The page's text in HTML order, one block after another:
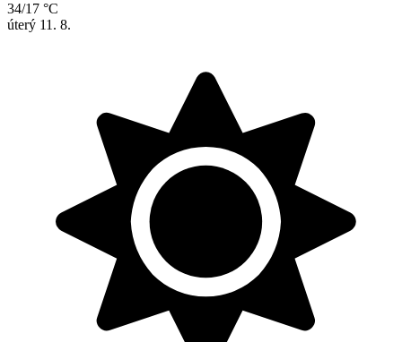
34/17 °C
úterý 11. 8.